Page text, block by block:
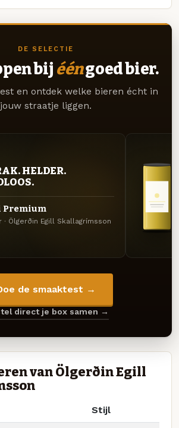
DE SELECTIE
bij ééngoed bier.
en ontdek welke bieren écht in
jouw straatje liggen.
HELDER.
Premium
· Ölgerðin Egill Skallagrímsson
de smaaktest →
direct je box samen →
van Ölgerðin Egill
Stijl